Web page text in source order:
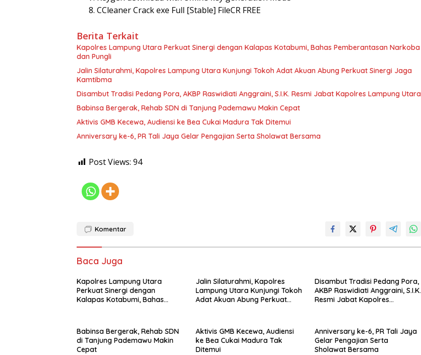
CCleaner Crack exe Full [Stable] FileCR FREE
Berita Terkait
Kapolres Lampung Utara Perkuat Sinergi dengan Kalapas Kotabumi, Bahas Pemberantasan Narkoba
dan Pungli
Jalin Silaturahmi, Kapolres Lampung Utara Kunjungi Tokoh Adat Akuan Abung Perkuat Sinergi Jaga
Kamtibma
Disambut Tradisi Pedang Pora, AKBP Raswidiati Anggraini, S.I.K. Resmi Jabat Kapolres Lampung Utara
Babinsa Bergerak, Rehab SDN di Tanjung Pademawu Makin Cepat
Aktivis GMB Kecewa, Audiensi ke Bea Cukai Madura Tak Ditemui
Anniversary ke-6, PR Tali Jaya Gelar Pengajian Serta Sholawat Bersama
Post Views: 94
Komentar
Baca Juga
Kapolres Lampung Utara
Perkuat Sinergi dengan
Kalapas Kotabumi, Bahas
Jalin Silaturahmi, Kapolres
Lampung Utara Kunjungi Tokoh
Adat Akuan Abung Perkuat
Disambut Tradisi Pedang Pora,
AKBP Raswidiati Anggraini, S.I.K.
Resmi Jabat Kapolres
Babinsa Bergerak, Rehab SDN
di Tanjung Pademawu Makin
Cepat
Aktivis GMB Kecewa, Audiensi
ke Bea Cukai Madura Tak
Ditemui
Anniversary ke-6, PR Tali Jaya
Gelar Pengajian Serta
Sholawat Bersama